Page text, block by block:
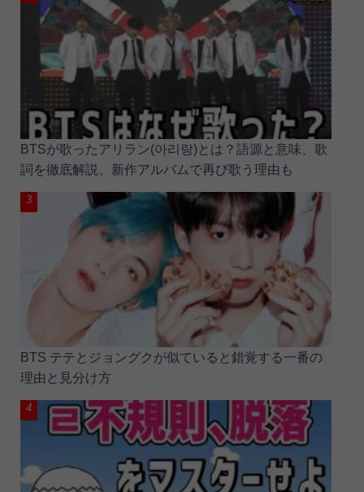
BTSが歌ったアリラン(아리랑)とは？語源と意味、歌
詞を徹底解説、新作アルバムで再び歌う理由も
BTS テテとジョングクが似ていると錯覚する一番の
理由と見分け方